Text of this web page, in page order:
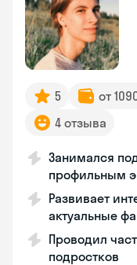
5 от
4 отзыва
Занимался
профильным
Развивает
актуальные
Проводил
подростков